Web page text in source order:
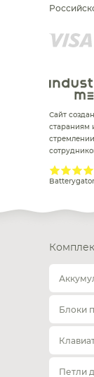
Сайт
стараниям
Batterygator
Блоки
Петли